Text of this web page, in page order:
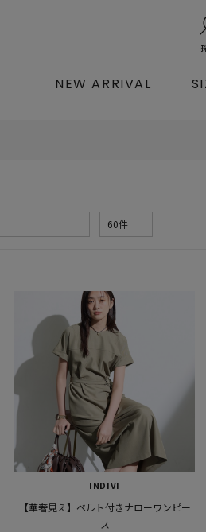
NEW ARRIVAL
60件
INDIVI
【華奢見え】ベルト付きナローワンピー
ス